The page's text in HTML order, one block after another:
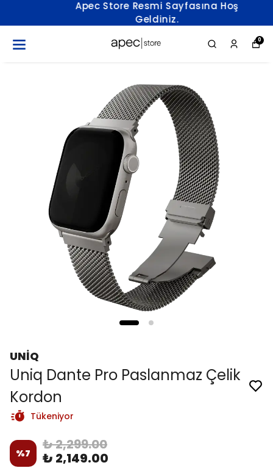
Apec Store Resmi Sayfasına Hoş
Geldiniz.
0
UNİQ
Uniq Dante Pro Paslanmaz Çelik
Kordon
Tükeniyor
%7
₺ 2,299.00
₺ 2,149.00